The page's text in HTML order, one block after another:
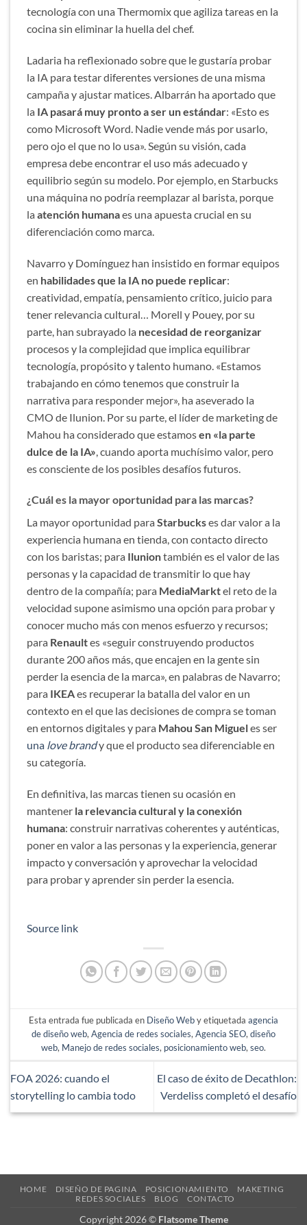
tecnología con una Thermomix que agiliza tareas en la
cocina sin eliminar la huella del chef.
Ladaria ha reflexionado sobre que le gustaría probar
la IA para testar diferentes versiones de una misma
campaña y ajustar matices. Albarrán ha aportado que
la IA pasará muy pronto a ser un estándar: «Esto es
como Microsoft Word. Nadie vende más por usarlo,
pero ojo el que no lo usa». Según su visión, cada
empresa debe encontrar el uso más adecuado y
equilibrio según su modelo. Por ejemplo, en Starbucks
una máquina no podría reemplazar al barista, porque
la atención humanaes una apuesta crucial en su
diferenciación como marca.
Navarro y Domínguez han insistido en formar equipos
en habilidades que la IA no puede replicar:
creatividad, empatía, pensamiento crítico, juicio para
tener relevancia cultural… Morell y Pouey, por su
parte, han subrayado la necesidad de reorganizar
procesos y la complejidad que implica equilibrar
tecnología, propósito y talento humano. «Estamos
trabajando en cómo tenemos que construir la
narrativa para responder mejor», ha aseverado la
CMO de Ilunion. Por su parte, el líder de marketing de
Mahou ha considerado que estamosen «la parte
dulce de la IA» , cuando aporta muchísimo valor, pero
es consciente de los posibles desafíos futuros.
¿Cuál es la mayor oportunidad para las marcas?
La mayor oportunidad para Starbuckses dar valor a la
experiencia humana en tienda, con contacto directo
con los baristas; para Iluniontambién es el valor de las
personas y la capacidad de transmitir lo que hay
dentro de la compañía; para MediaMarktel reto de la
velocidad supone asimismo una opción para probar y
conocer mucho más con menos esfuerzo y recursos;
para Renaultes «seguir construyendo productos
durante 200 años más, que encajen en la gente sin
perder la esencia de la marca», en palabras de Navarro;
para IKEAes recuperar la batalla del valor en un
contexto en el que las decisiones de compra se toman
en entornos digitales y para Mahou San Migueles ser
una love brandy que el producto sea diferenciable en
su categoría.
En definitiva, las marcas tienen su ocasión en
mantener la relevancia cultural y la conexión
humana: construir narrativas coherentes y auténticas,
poner en valor a las personas y la experiencia, generar
impacto y conversación y aprovechar la velocidad
para probar y aprender sin perder la esencia.
Source link
Esta entrada fue publicada en Diseño Weby etiquetada agencia
de diseño web,Agencia de redes sociales,Agencia SEO,diseño
web, Manejo de redes sociales, posicionamiento web,seo.
FOA 2026: cuando el
storytelling lo cambia todo
El caso de éxito de Decathlon:
Verdeliss completó el desafío
HOME DISEÑO DE PAGINA POSICIONAMIENTO
MAKETING
REDES SOCIALES
BLOG CONTACTO
Copyright 2026 © Flatsome Theme